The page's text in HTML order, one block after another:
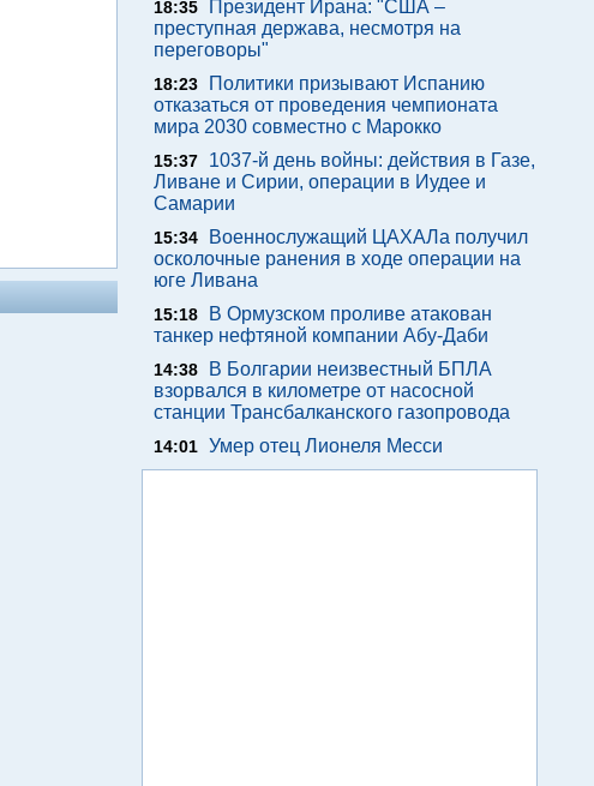
18:35
Президент Ирана: "США –
преступная держава, несмотря на
переговоры"
18:23
Политики призывают Испанию
отказаться от проведения чемпионата
мира 2030 совместно с Марокко
15:37
1037-й день войны: действия в Газе,
Ливане и Сирии, операции в Иудее и
Самарии
15:34
Военнослужащий ЦАХАЛа получил
осколочные ранения в ходе операции на
юге Ливана
15:18
В Ормузском проливе атакован
танкер нефтяной компании Абу-Даби
14:38
В Болгарии неизвестный БПЛА
взорвался в километре от насосной
станции Трансбалканского газопровода
14:01 Умер отец Лионеля Месси